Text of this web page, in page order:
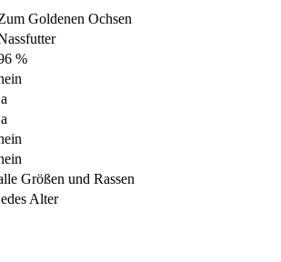
Goldenen Ochsen
%
Größen und Rassen
Alter